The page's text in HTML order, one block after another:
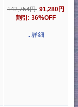
142,754円 91,280円
割引: 36%OFF
...詳細